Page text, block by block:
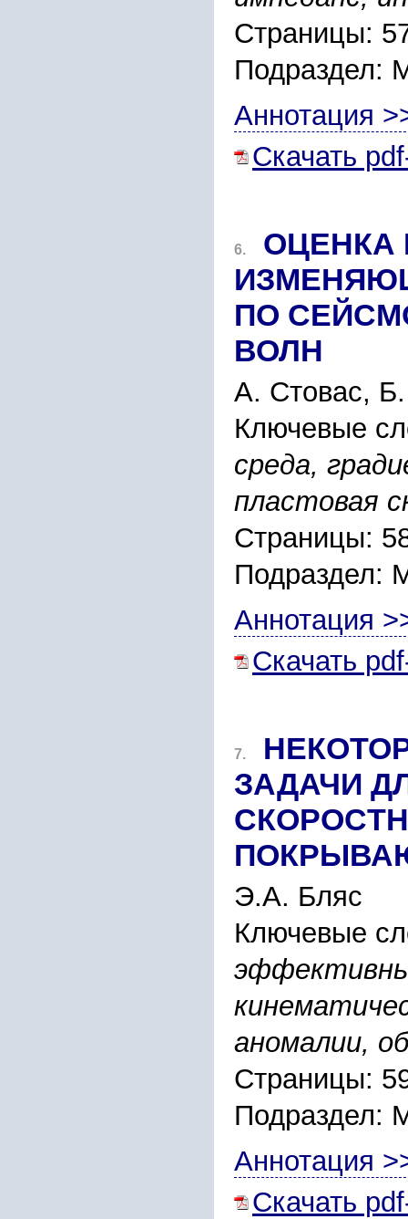
Страницы:
Аннотация
Скачать
6.
ОЦЕНКА
ПО
ВОЛН
А. Cтоваc,
Ключевые
cpеда,
плаcтовая
Страницы:
Аннотация
Скачать
7.
ЗАДАЧИ
Э.А. Бляc
Ключевые
аномалии,
Страницы:
Аннотация
Скачать